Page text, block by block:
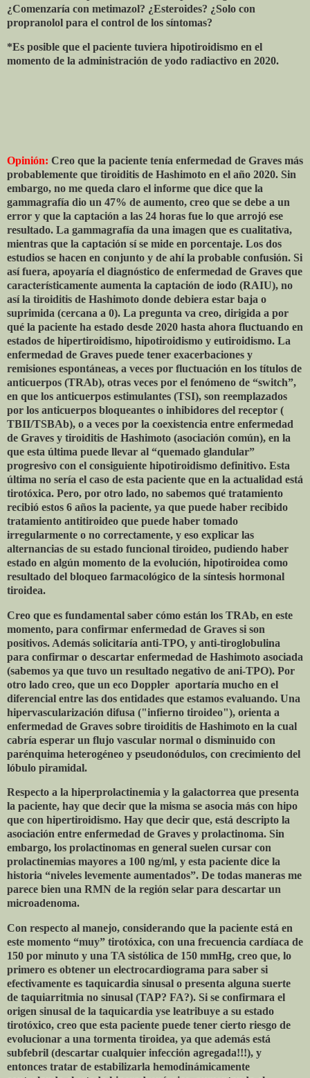
¿Comenzaría con metimazol? ¿Esteroides? ¿Solo con
propranolol para el control de los síntomas?
*Es posible que el paciente tuviera hipotiroidismo en el
momento de la administración de yodo radiactivo en 2020.
Opinión: Creo que la paciente tenía enfermedad de Graves más
probablemente que tiroiditis de Hashimoto en el año 2020. Sin
embargo, no me queda claro el informe que dice que la
gammagrafía dio un 47% de aumento, creo que se debe a un
error y que la captación a las 24 horas fue lo que arrojó ese
resultado. La gammagrafía da una imagen que es cualitativa,
mientras que la captación sí se mide en porcentaje. Los dos
estudios se hacen en conjunto y de ahí la probable confusión. Si
así fuera, apoyaría el diagnóstico de enfermedad de Graves que
característicamente aumenta la captación de iodo (RAIU), no
así la tiroiditis de Hashimoto donde debiera estar baja o
suprimida (cercana a 0). La pregunta va creo, dirigida a por
qué la paciente ha estado desde 2020 hasta ahora fluctuando en
estados de hipertiroidismo, hipotiroidismo y eutiroidismo. La
enfermedad de Graves puede tener exacerbaciones y
remisiones espontáneas, a veces por fluctuación en los títulos de
anticuerpos (TRAb), otras veces por el fenómeno de “switch”,
en que los anticuerpos estimulantes (TSI), son reemplazados
por los anticuerpos bloqueantes o inhibidores del receptor (
TBII/TSBAb), o a veces por la coexistencia entre enfermedad
de Graves y tiroiditis de Hashimoto (asociación común), en la
que esta última puede llevar al “quemado glandular”
progresivo con el consiguiente hipotiroidismo definitivo. Esta
última no sería el caso de esta paciente que en la actualidad está
tirotóxica. Pero, por otro lado, no sabemos qué tratamiento
recibió estos 6 años la paciente, ya que puede haber recibido
tratamiento antitiroideo que puede haber tomado
irregularmente o no correctamente, y eso explicar las
alternancias de su estado funcional tiroideo, pudiendo haber
estado en algún momento de la evolución, hipotiroidea como
resultado del bloqueo farmacológico de la síntesis hormonal
tiroidea.
Creo que es fundamental saber cómo están los TRAb, en este
momento, para confirmar enfermedad de Graves si son
positivos. Además solicitaría anti-TPO, y anti-tiroglobulina
para confirmar o descartar enfermedad de Hashimoto asociada
(sabemos ya que tuvo un resultado negativo de ani-TPO). Por
otro lado creo, que un eco Doppler aportaría mucho en el
diferencial entre las dos entidades que estamos evaluando. Una
hipervascularización difusa ("infierno tiroideo"), orienta a
enfermedad de Graves sobre tiroiditis de Hashimoto en la cual
cabría esperar un flujo vascular normal o disminuido con
parénquima heterogéneo y pseudonódulos, con crecimiento del
lóbulo piramidal.
Respecto a la hiperprolactinemia y la galactorrea que presenta
la paciente, hay que decir que la misma se asocia más con hipo
que con hipertiroidismo. Hay que decir que, está descripto la
asociación entre enfermedad de Graves y prolactinoma. Sin
embargo, los prolactinomas en general suelen cursar con
prolactinemias mayores a 100 ng/ml, y esta paciente dice la
historia “niveles levemente aumentados”. De todas maneras me
parece bien una RMN de la región selar para descartar un
microadenoma.
Con respecto al manejo, considerando que la paciente está en
este momento “muy” tirotóxica, con una frecuencia cardíaca de
150 por minuto y una TA sistólica de 150 mmHg, creo que, lo
primero es obtener un electrocardiograma para saber si
efectivamente es taquicardia sinusal o presenta alguna suerte
de taquiarritmia no sinusal (TAP? FA?). Si se confirmara el
origen sinusal de la taquicardia yse leatribuye a su estado
tirotóxico, creo que esta paciente puede tener cierto riesgo de
evolucionar a una tormenta tiroidea, ya que además está
subfebril (descartar cualquier infección agregada!!!), y
entonces tratar de estabilizarla hemodinámicamente